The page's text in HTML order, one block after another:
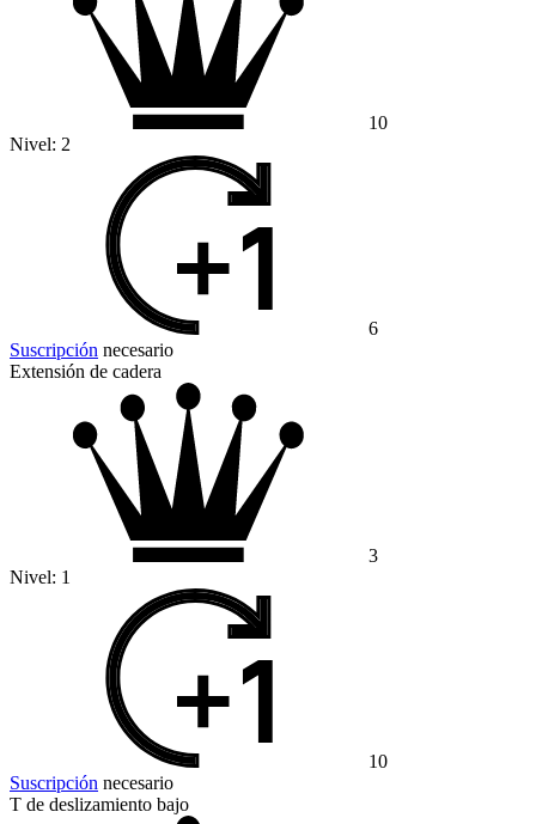
10
Nivel: 2
6
Suscripción necesario
Extensión de cadera
3
Nivel: 1
10
Suscripción necesario
T de deslizamiento bajo